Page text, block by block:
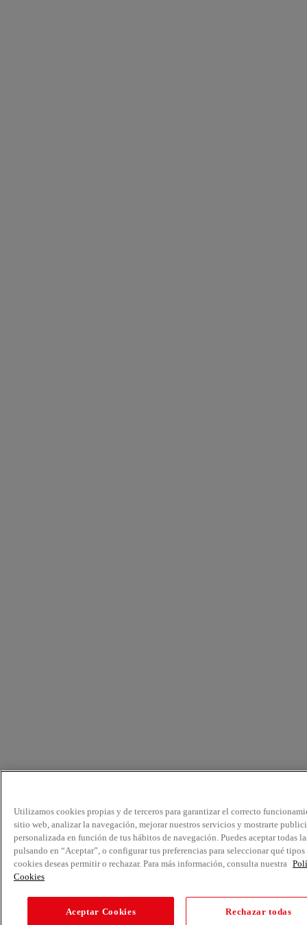
Utilizamos cookies propias y de terceros para garantizar el correcto
sitio web, analizar la navegación, mejorar nuestros servicios y mostrarte
personalizada en función de tus hábitos de navegación. Puedes aceptar todas
pulsando en “Aceptar”, o configurar tus preferencias para seleccionar qué tipos
cookies deseas permitir o rechazar. Para más información, consulta nuestra
Cookies
Aceptar Cookies Rechazar todas